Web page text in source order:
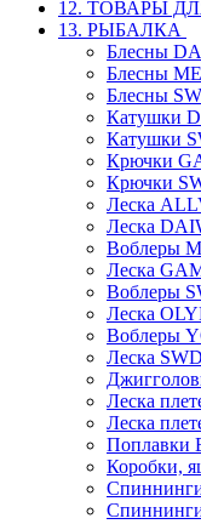
12. ТОВАРЫ
13. РЫБАЛКА
Блесны
Блесны
Блесны
Катушки
Катушки
Крючки
Крючки
Леска
Леска
Воблеры
Леска
Воблеры
Леска
Воблеры
Леска SWD
Леска
Леска
Поплавки
Коробки,